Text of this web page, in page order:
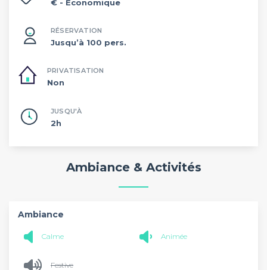
€ - Économique
RÉSERVATION
Jusqu’à 100 pers.
PRIVATISATION
Non
JUSQU'À
2h
Ambiance & Activités
Ambiance
Calme Animée
Festive